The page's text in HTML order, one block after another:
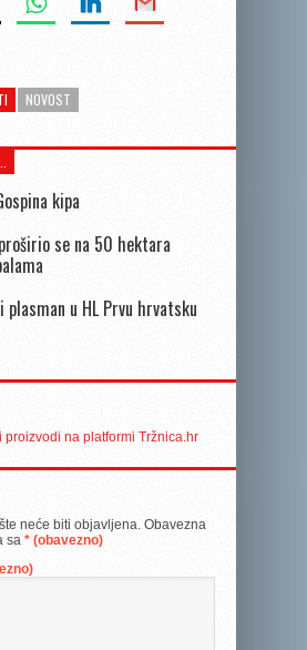
NOVOST
kipa
se na 50 hektara
plasman u HL Prvu hrvatsku
proizvodi na platformi Tržnica.hr
neće biti objavljena. Obavezna
sa * (obavezno)